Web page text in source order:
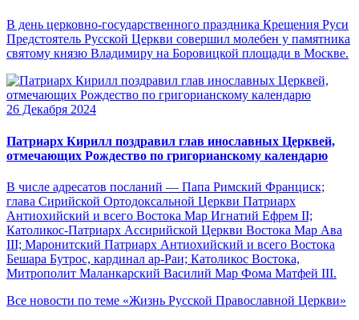
В день церковно-государственного праздника Крещения Руси
Предстоятель Русской Церкви совершил молебен у памятника
святому князю Владимиру на Боровицкой площади в Москве.
26 Декабря 2024
Патриарх Кирилл поздравил глав инославных Церквей,
отмечающих Рождество по григорианскому календарю
В числе адресатов посланий — Папа Римский Франциск;
глава Сирийской Ортодоксальной Церкви Патриарх
Антиохийский и всего Востока Мар Игнатий Ефрем II;
Католикос-Патриарх Ассирийской Церкви Востока Map Ава
III; Маронитский Патриарх Антиохийский и всего Востока
Бешара Бутрос, кардинал ар-Раи; Католикос Востока,
Митрополит Маланкарский Василий Мар Фома Матфей III.
Все новости по теме «Жизнь Русской Православной Церкви»